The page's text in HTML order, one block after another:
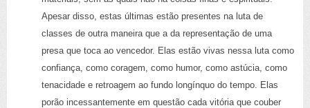
Apesar disso, estas últimas estão presentes na luta de
classes de outra maneira que a da representação de uma
presa que toca ao vencedor. Elas estão vivas nessa luta como
confiança, como coragem, como humor, como astúcia, como
tenacidade e retroagem ao fundo longínquo do tempo. Elas
porão incessantemente em questão cada vitória que couber